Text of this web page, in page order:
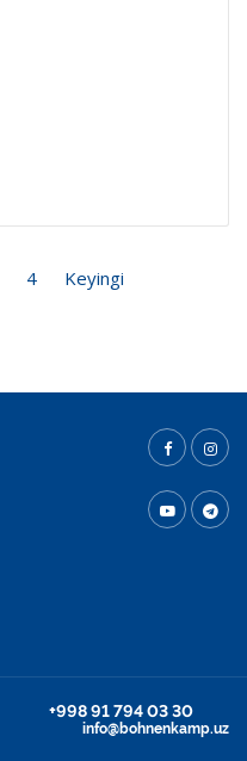
4 Keyingi
+998 91 794 03 30
info@bohnenkamp.uz